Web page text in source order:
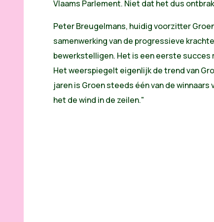
Vlaams Parlement. Niet dat het dus
Peter Breugelmans, huidig voorzitter
samenwerking van de progressieve
bewerkstelligen. Het is een eerste succes
Het weerspiegelt eigenlijk de trend van
jaren is Groen steeds één van de
het de wind in de zeilen."